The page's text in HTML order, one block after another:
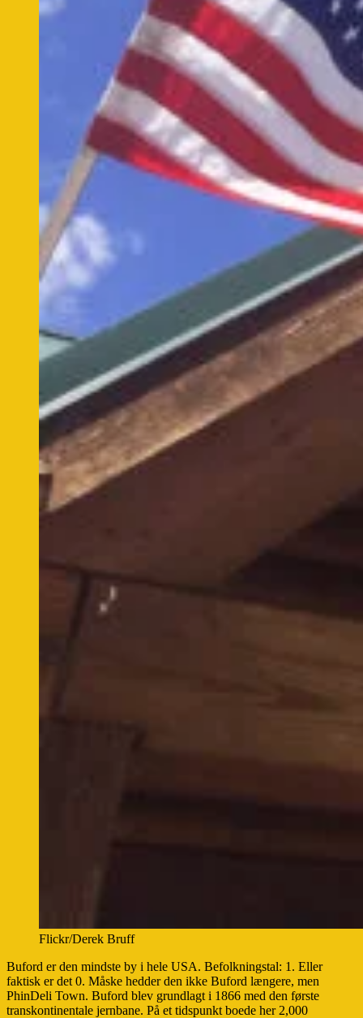
Flickr/Derek Bruff
Buford er den mindste by i hele USA. Befolkningstal: 1. Eller
faktisk er det 0. Måske hedder den ikke Buford længere, men
PhinDeli Town. Buford blev grundlagt i 1866 med den første
transkontinentale jernbane. På et tidspunkt boede her 2,000